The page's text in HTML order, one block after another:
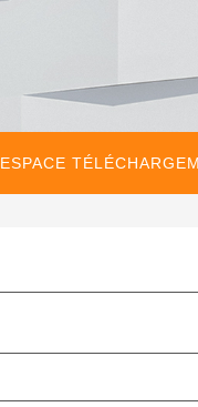
ESPACE